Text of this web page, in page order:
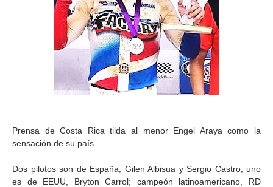
Prensa de Costa Rica tilda al menor Engel Araya como la
sensación de su país
Dos pilotos son de España, Gilen Albisua y Sergio Castro, uno
es de EEUU, Bryton Carrol; campeón latinoamericano, RD